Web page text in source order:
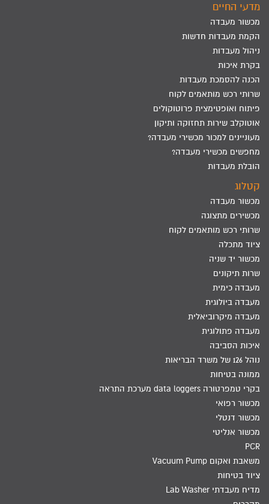
מדעי החיים
מכשור מעבדה
הקמת מעבדות חדשות
ניהול מעבדות
בקרת איכות
הכנה להסמכת מעבדות
שרותי רכש מותאמים לקוח
פיתוח ואופטימצית פרוטוקולים
אוטוקלב שירות תחזוקה ותיקון
מעוניינים למכור מכשירי מעבדה?
מחפשים מכשירי מעבדה?
הובלת מעבדות
קטלוג
מכשור מעבדה
מכשירים מתצוגה
שרותי רכש מותאמים לקוח
ציוד מתכלה
מכשור יד שניה
שרות תיקונים
מעבדה כימית
מעבדה ביולוגית
מעבדה מיקרוביאלית
מעבדה פתולוגית
איכות הסביבה
נוהל 126 של משרד הבריאות
ממונה בטיחות
בקרי טמפרטורה data loggers מערכת התראה
מכשור רפואי
מכשור דנטלי
מכשור אנליטי
PCR
משאבת ואקום Vacuum Pump
ציוד בטיחות
מדיח מעבדתי Lab Washer